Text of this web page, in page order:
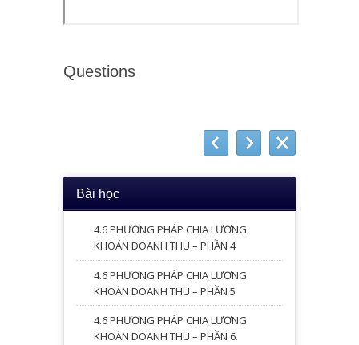
Questions
Bài học
4.6 PHƯƠNG PHÁP CHIA LƯƠNG
KHOÁN DOANH THU – PHẦN 4
4.6 PHƯƠNG PHÁP CHIA LƯƠNG
KHOÁN DOANH THU – PHẦN 5
4.6 PHƯƠNG PHÁP CHIA LƯƠNG
KHOÁN DOANH THU – PHẦN 6.